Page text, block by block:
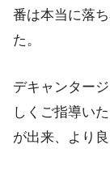
番は本当に落
た。
デキャンター
しくご指導い
が出来、より